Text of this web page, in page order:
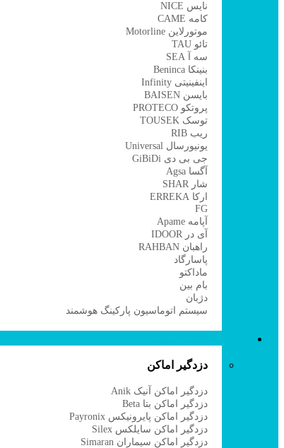
نایس NICE
کامه CAME
موتورلاین Motorline
تائو TAU
سه آ SEA
بنینکا Beninca
اینفینیتی Infinity
بایسن BAISEN
پروتکو PROTECO
توسک TOUSEK
ریب RIB
یونیورسال Universal
جی بی دی GiBiDi
آگسا Agsa
شار SHAR
ارکا ERREKA
FG
آپامه Apame
آی در IDOOR
راهبان RAHBAN
پاسارگاد
ماداکتو
بام بین
دژبان
سیستم اتوماسیون پارکینگ هوشمند
دزدگیر اماکن
دزدگیر اماکن آنیک Anik
دزدگیر اماکن بتا Beta
دزدگیر اماکن پایرونیکس Payronix
دزدگیر اماکن سایلکس Silex
دزدگیر اماکن سیماران Simaran